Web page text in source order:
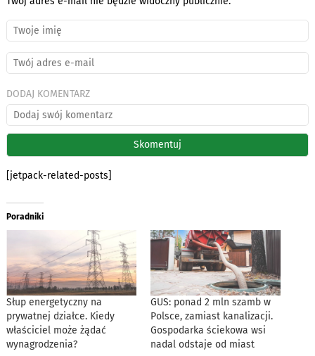
DODAJ KOMENTARZ
[jetpack-related-posts]
Poradniki
Słup energetyczny na
prywatnej działce. Kiedy
właściciel może żądać
wynagrodzenia?
GUS: ponad 2 mln szamb w
Polsce, zamiast kanalizacji.
Gospodarka ściekowa wsi
nadal odstaje od miast